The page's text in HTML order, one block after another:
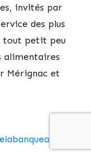
invités par
des plus
tout petit peu
alimentaires
Mérignac et